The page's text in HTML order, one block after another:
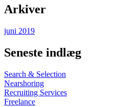
Arkiver
juni 2019
Seneste indlæg
Search & Selection
Nearshoring
Recruiting Services
Freelance